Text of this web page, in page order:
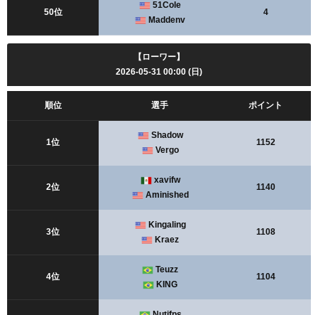
50位
51Cole
Maddenv
4
【ローワー】
2026-05-31 00:00 (日)
順位 選手 ポイント
1位
Shadow
Vergo
1152
2位
xavifw
Aminished
1140
3位
Kingaling
Kraez
1108
4位
Teuzz
KING
1104